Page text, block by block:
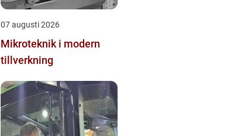
07 augusti 2026
Mikroteknik i modern
tillverkning